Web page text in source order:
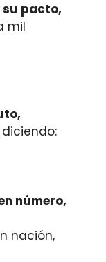
su pacto,
mil
número,
nación,